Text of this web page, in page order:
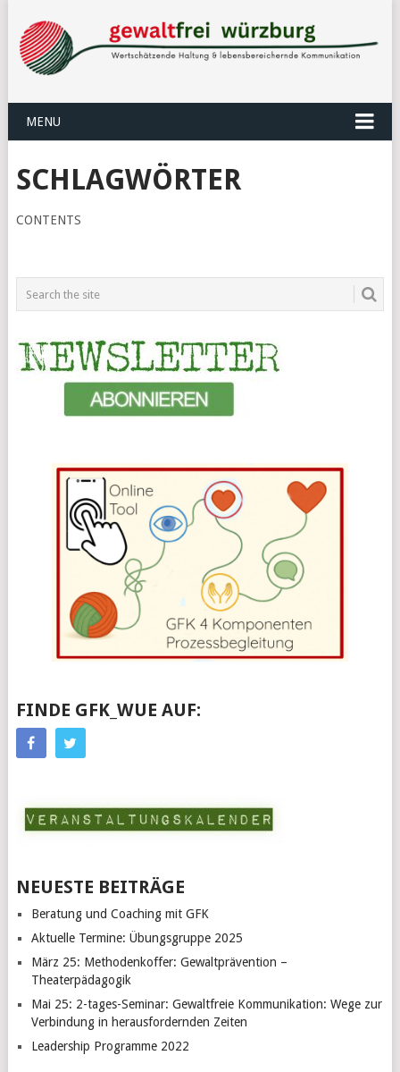
MENU
SCHLAGWÖRTER
CONTENTS
FINDE GFK_WUE AUF:
NEUESTE BEITRÄGE
Beratung und Coaching mit GFK
Aktuelle Termine: Übungsgruppe 2025
März 25: Methodenkoffer: Gewaltprävention –
Theaterpädagogik
Mai 25: 2-tages-Seminar: Gewaltfreie Kommunikation: Wege zur
Verbindung in herausfordernden Zeiten
Leadership Programme 2022